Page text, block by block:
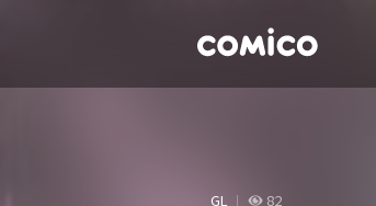
GL 82